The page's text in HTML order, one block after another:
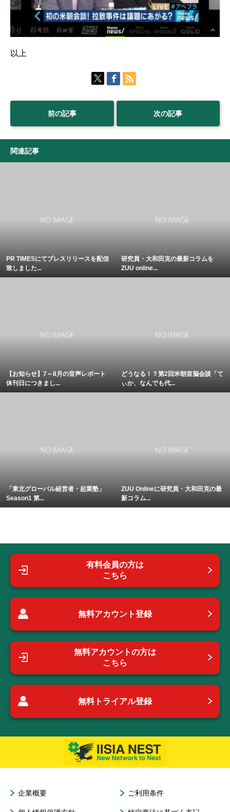
以上
前の記事 次の記事
関連記事
PR TIMESにてプレスリリースを配信
致しました...
研究員・大和田克の最新コラムを
ZUU online...
【お知らせ】7～8月の音声レポート
休刊日につきまし...
どうなる！？第2回米朝首脳会談「て
ぃか、なんでも代...
「東北グローバル経営者・起業塾」
Season1 第...
ZUU Onlineに研究員・大和田克の最
新コラム...
有料会員の方は
こちら
無料アカウント登録
無料アカウントの方は
こちら
無料トライアル登録
企業概要 ご利用条件